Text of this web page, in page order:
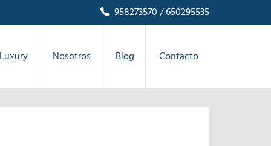
958273570/ 650295535
Luxury Nosotros Blog Contacto